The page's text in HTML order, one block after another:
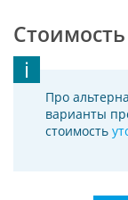
Стоимость
Про
варианты
стоимость